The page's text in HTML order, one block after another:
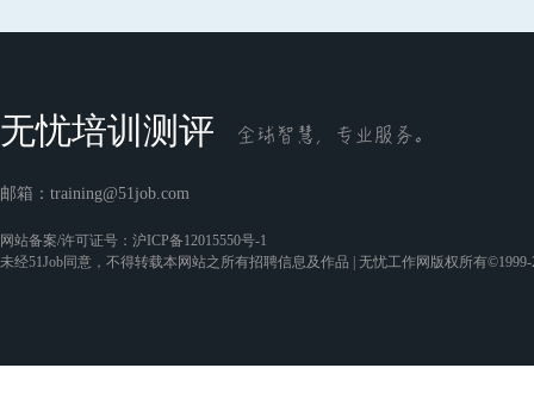
无忧培训测评
邮箱： training@51job.com
网站备案/许可证号： 沪ICP备12015550号-1
未经51Job同意，不得转载本网站之所有招聘信息及作品 | 无忧工作网版权所有©1999-